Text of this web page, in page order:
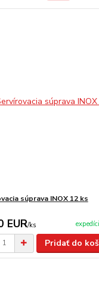
súprava INOX 12 ks
EUR/ks
Pridať do